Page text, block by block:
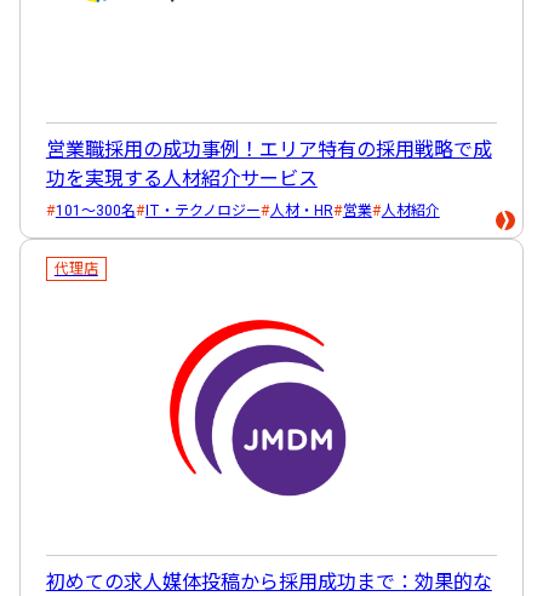
営業職採用の成功事例！エリア特有の採用戦略で成
功を実現する人材紹介サービス
101～300名 IT・テクノロジー 人材・HR 営業 人材紹介
代理店
初めての求人媒体投稿から採用成功まで：効果的な